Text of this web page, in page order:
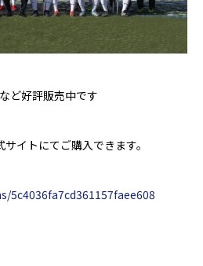
ど好評販売中です
イトにてご購入できます。